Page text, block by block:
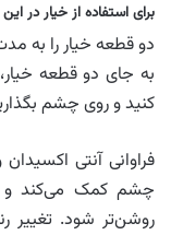
برای استفاده از خیار در
دو قطعه خیار را به مدت ۲۰ دقیقه روی چشم‌ها
به جای دو قطعه
کنید و روی چشم
فراوانی آنتی
چشم کمک می‌کند و
روشن‌تر شود. تغییر